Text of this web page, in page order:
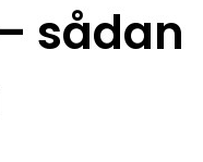
sådan